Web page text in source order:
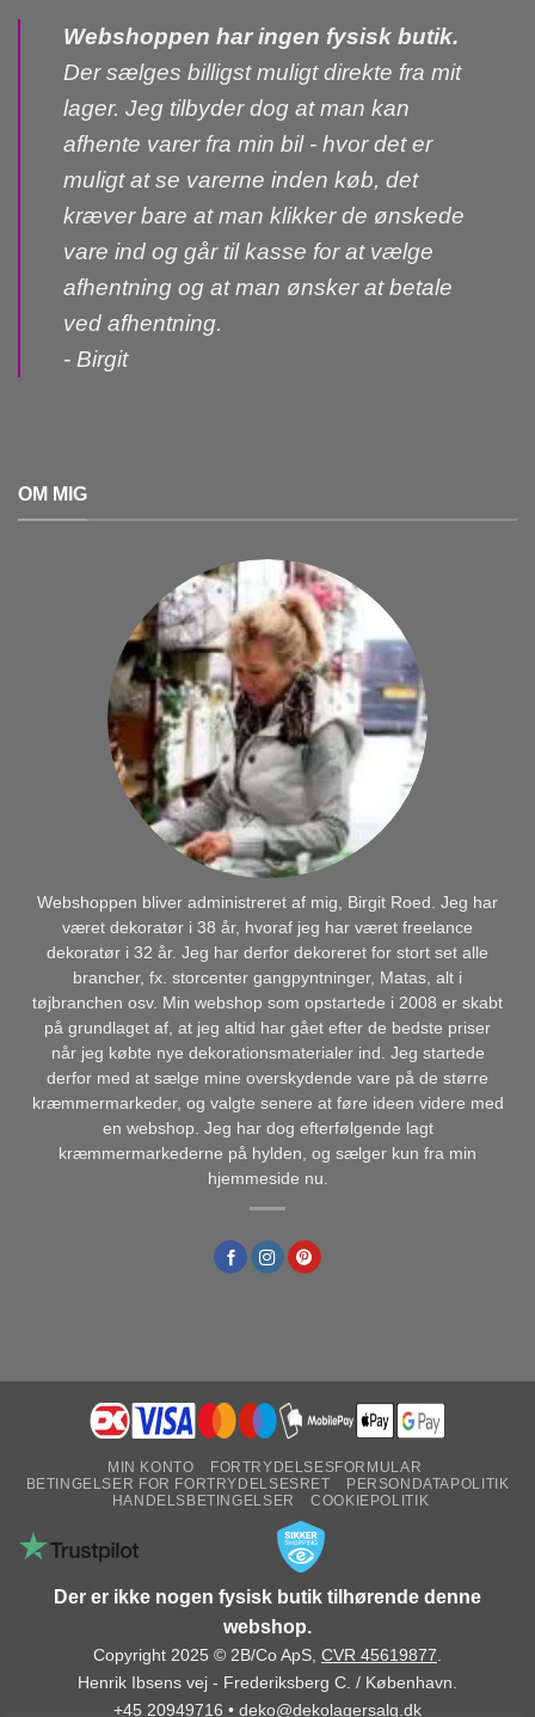
Webshoppen har ingen fysisk butik.
Der sælges billigst muligt direkte fra mit
lager. Jeg tilbyder dog at man kan
afhente varer fra min bil - hvor det er
muligt at se varerne inden køb, det
kræver bare at man klikker de ønskede
vare ind og går til kasse for at vælge
afhentning og at man ønsker at betale
ved afhentning.
- Birgit
OM MIG
Webshoppen bliver administreret af mig, Birgit Roed. Jeg har
været dekoratør i 38 år, hvoraf jeg har været freelance
dekoratør i 32 år. Jeg har derfor dekoreret for stort set alle
brancher, fx. storcenter gangpyntninger, Matas, alt i
tøjbranchen osv. Min webshop som opstartede i 2008 er skabt
på grundlaget af, at jeg altid har gået efter de bedste priser
når jeg købte nye dekorationsmaterialer ind. Jeg startede
derfor med at sælge mine overskydende vare på de større
kræmmermarkeder, og valgte senere at føre ideen videre med
en webshop. Jeg har dog efterfølgende lagt
kræmmermarkederne på hylden, og sælger kun fra min
hjemmeside nu.
MIN KONTO
FORTRYDELSESFORMULAR
BETINGELSER FOR FORTRYDELSESRET
PERSONDATAPOLITIK
HANDELSBETINGELSER
COOKIEPOLITIK
Der er ikke nogen fysisk butik tilhørende denne
webshop.
Copyright 2025 © 2B/Co ApS, CVR 45619877
Henrik Ibsens vej - Frederiksberg C. / København.
+45 20949716 • deko@dekolagersalg.dk